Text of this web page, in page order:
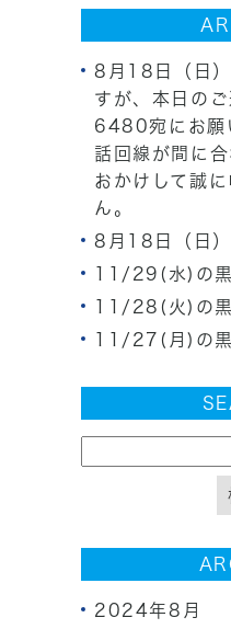
8月18日（日）
すが、本日の
6480宛にお願
話回線が間に
おかけして誠
ん。
8月18日（日
11/29(水)の黒
11/28(火)の黒
11/27(月)の黒
2024年8月